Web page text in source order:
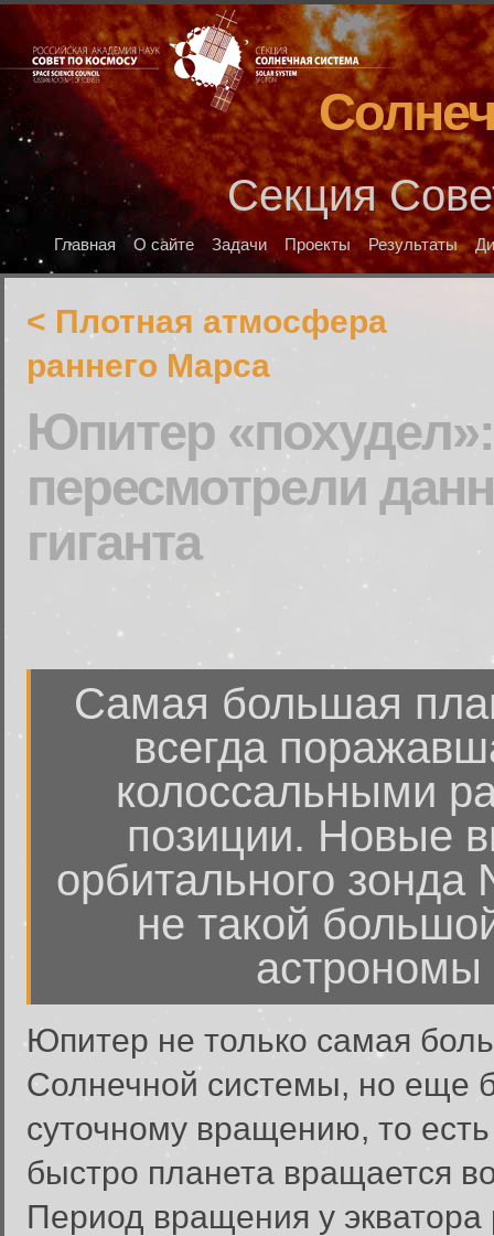
Секция
Главная О сайте Задачи Проекты Результаты
< Плотная атмосфера
раннего Марса
Юпитер
пересмотрели
гиганта
Самая большая
всегда
колоссальными
позиции. Новые
орбитального
не такой
астрономы
Юпитер не только самая
Солнечной системы, но еще
суточному вращению, то
быстро планета вращается
Период вращения у экватора